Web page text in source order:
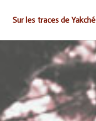
Sur les traces de Yakché